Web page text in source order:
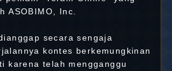
ASOBIMO, Inc.
secara sengaja
kontes berkemungkinan
karena telah mengganggu